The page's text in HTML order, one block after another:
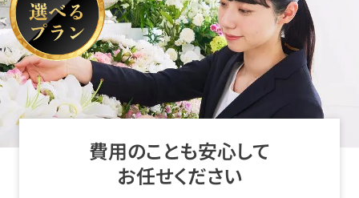
費用のことも安心して
お任せください